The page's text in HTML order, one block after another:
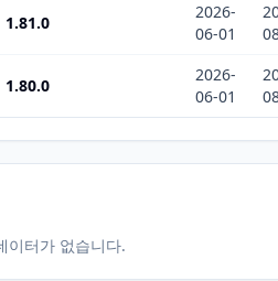
1.81.0
2026-
06-01
1.80.0
2026-
06-01
이터가 없습니다.